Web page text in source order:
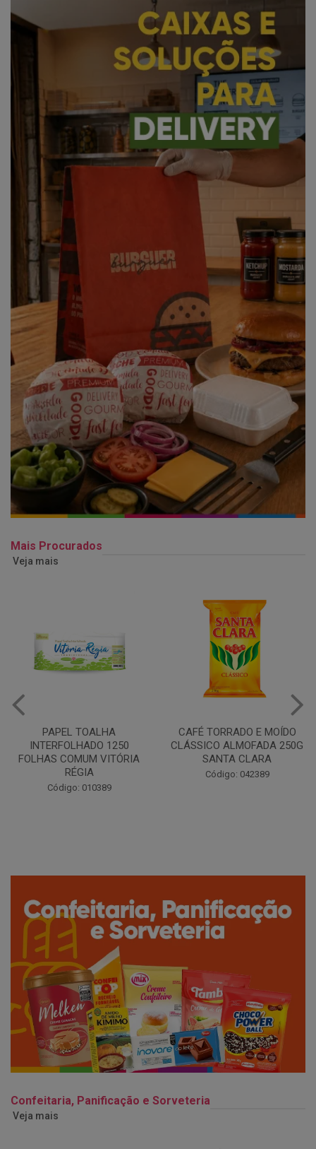
Mais Procurados
Veja mais
CAFÉ TORRADO E MOÍDO
CLÁSSICO ALMOFADA 250G
SANTA CLARA
Código: 042389
Copo Plástico Branco 180ml
Pacote c/100 - Cristalcopo
Código: 031413
Confeitaria, Panificação e Sorveteria
Veja mais